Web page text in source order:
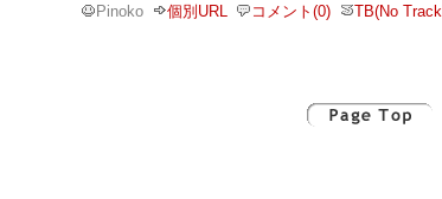
Pinoko 個別URL コメント(0) TB(No